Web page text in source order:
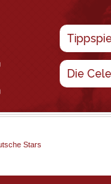
Die
Stars